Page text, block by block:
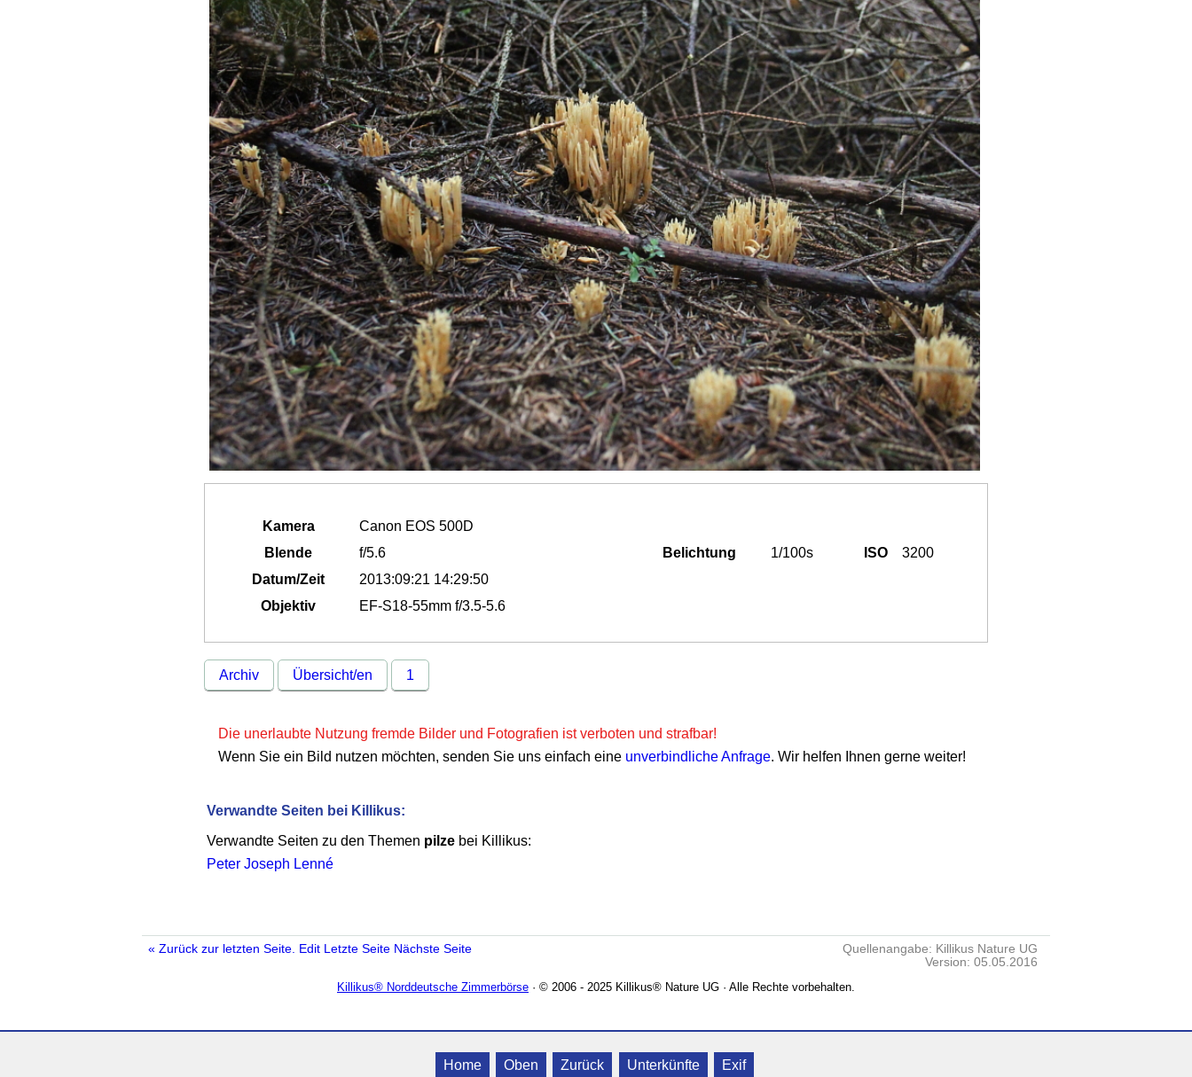
Kamera
Canon EOS 500D
Blende
f/5.6 Belichtung 1/100s ISO
3200
Datum/Zeit
2013:09:21 14:29:50
Objektiv
EF-S18-55mm f/3.5-5.6
Archiv Übersicht/en 1
Die unerlaubte Nutzung fremde Bilder und Fotografien ist verboten und strafbar!
Wenn Sie ein Bild nutzen möchten, senden Sie uns einfach eine unverbindliche Anfrage. Wir helfen Ihnen gerne weiter!
Verwandte Seiten bei Killikus:
Verwandte Seiten zu den Themen pilzebei Killikus:
Peter Joseph Lenné
« Zurück zur letzten Seite. Edit Letzte Seite Nächste Seite
Quellenangabe: Killikus Nature UG
Version: 05.05.2016
Killikus® Norddeutsche Zimmerbörse · © 2006 - 2025 Killikus® Nature UG · Alle Rechte vorbehalten.
Home Oben Zurück Unterkünfte Exif